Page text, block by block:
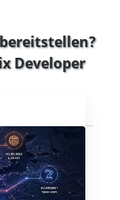
Developer